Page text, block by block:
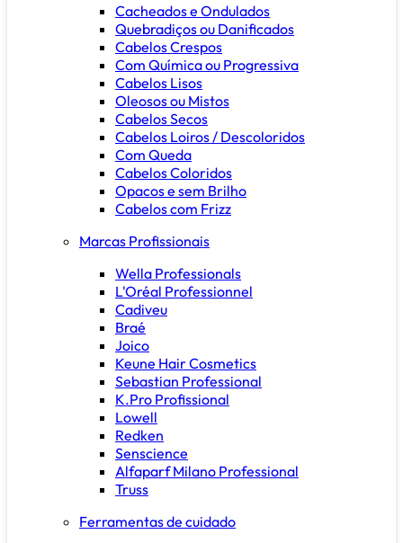
Cacheados e Ondulados
Quebradiços ou Danificados
Cabelos Crespos
Com Química ou Progressiva
Cabelos Lisos
Oleosos ou Mistos
Cabelos Secos
Cabelos Loiros / Descoloridos
Com Queda
Cabelos Coloridos
Opacos e sem Brilho
Cabelos com Frizz
Marcas Profissionais
Wella Professionals
L'Oréal Professionnel
Cadiveu
Braé
Joico
Keune Hair Cosmetics
Sebastian Professional
K.Pro Profissional
Lowell
Redken
Senscience
Alfaparf Milano Professional
Truss
Ferramentas de cuidado